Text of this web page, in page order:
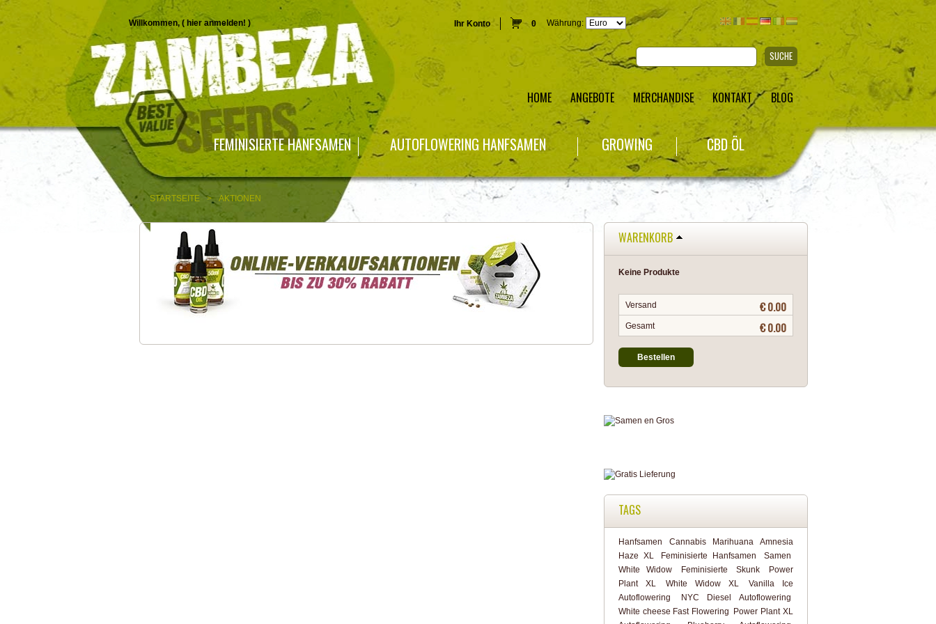
Willkommen, ( hier anmelden! ) Ihr Konto 0 Währung:
SUCHE
HOME ANGEBOTE MERCHANDISE KONTAKT BLOG
FEMINISIERTE HANFSAMEN AUTOFLOWERING HANFSAMEN GROWING CBD ÖL
STARTSEITE > AKTIONEN
WARENKORB
Keine Produkte
Versand € 0.00
Gesamt € 0.00
Bestellen
TAGS
Hanfsamen Cannabis Marihuana
Amnesia
Haze XL
Feminisierte Hanfsamen
Samen
White Widow
Feminisierte Skunk
Power
Plant XL
White Widow XL
Vanilla Ice
Autoflowering
NYC Diesel Autoflowering
White cheese Fast Flowering
Power Plant XL